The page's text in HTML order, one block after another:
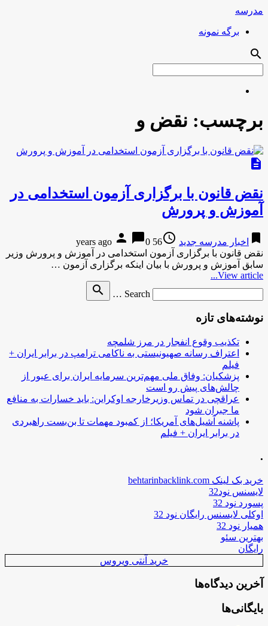
مدرسه
برگه نمونه
search
برچسب: نقض و
description
نقض قانون با برگزاری آزمون استخدامی در
آموزش و پرورش
bookmark اخبار مدرسه جدید access_time
56 years ago
person chat_bubble0
نقض قانون با برگزاری آزمون استخدامی در آموزش و پرورش وزیر
سابق آموزش و پرورش با بیان اینکه برگزاری آزمون …
View article...
Search …
search
نوشته‌های تازه
تکذیب وقوع انفجار در مرز شلمچه
اعتراف رسانه صهیونیستی به ناکامی ترامپ در برابر ایران +
فیلم
پزشکیان: وفاق ملی مهم‌ترین سرمایه ایران برای عبور از
چالش‌های پیش رو است
عراقچی در تماس وزیرخارجه اوکراین: باید خسارات به منافع
ما جبران شود
پاشنه آشیل‌های آمریکا؛ از کمبود مهمات تا بن‌بست راهبردی
در برابر ایران + فیلم
.
خرید بک لینک behtarinbacklink.com
لایسنس نود32
پسورد نود 32
اوکلی لایسنس رایگان نود 32
همیار نود 32
بهترین سئو
رایگان
خرید آنتی ویروس
آخرین دیدگاه‌ها
بایگانی‌ها